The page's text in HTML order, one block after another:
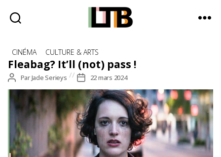
Bag
-
Média
d'information
quotidienne
Catégories
CINÉMA CULTURE & ARTS
Fleabag? It’ll (not) pass !
Auteur
de
l’article
ParJade Serieys
Date
de
l’article
22 mars 2024